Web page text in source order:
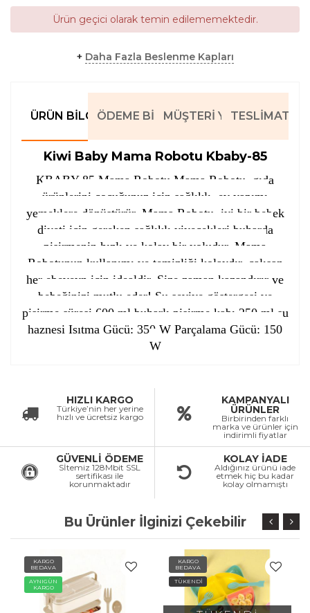
Ürün geçici olarak temin edilememektedir.
+ Daha Fazla Beslenme Kapları
ÜRÜN BILGILERIÖDEME BILGILERIMÜŞTERI YORUMLARI
TESLIMAT
Kiwi Baby Mama Robotu Kbaby-85
KBABY-85 Mama Robotu Mama Robotu, gıda
ürünlerini çocuğunuz için sağlıklı, ev yapımı
yemeklere dönüştürür. Mama Robotu, iyi bir bebek
diyeti için gereken sağlıklı yiyecekleri buharda
pişirmenin hızlı ve kolay bir yoludur. Mama
Robotunun kullanımı ve temizliği kolaydır, çalışan
her ebeveyn için idealdir. Size zaman kazandırır ve
bebeğinizi mutlu eder! Su seviye göstergesi ve
pişirme süresi 600 ml buharlı pişirme kabı 250 ml su
haznesi Isıtma Gücü: 350 W Parçalama Gücü: 150
W
HIZLI KARGO
Türkiye’nin her yerine
hızlı ve ücretsiz kargo
KAMPANYALI
ÜRÜNLER
Birbirinden farklı
marka ve ürünler için
indirimli fiyatlar
GÜVENLİ ÖDEME
Sİtemiz 128Mbit SSL
sertifikası ile
korunmaktadır
KOLAY İADE
Aldığınız ürünü iade
etmek hiç bu kadar
kolay olmamıştı
Bu Ürünler İlginizi Çekebilir
KARGO
BEDAVA
KARGO
BEDAVA
TÜKENDİ